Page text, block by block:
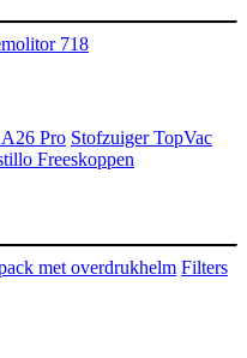
718
Pro Stofzuiger TopVac
Freeskoppen
met overdrukhelm Filters